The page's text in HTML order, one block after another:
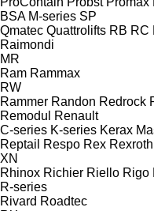
BSA M-series SP
Qmatec Quattrolifts RB RC
Raimondi
MR
Ram Rammax
RW
Rammer Randon Redrock
Remodul
Renault
C-series K-series Kerax
Reptail
Respo Rex Rexroth
XN
Rhinox Richier Riello Rigo
R-series
Rivard Roadtec